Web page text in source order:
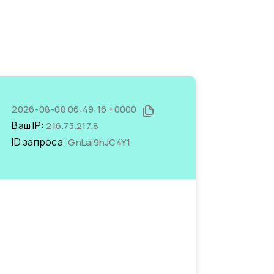
2026-08-08 06:49:16 +0000
Ваш IP:216.73.217.8
ID запроса:GnLai9hJC4Y1